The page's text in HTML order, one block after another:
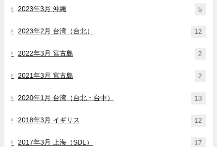
2023年3月 沖縄 5
2023年2月 台湾（台北） 12
2022年3月 宮古島 2
2021年3月 宮古島 2
2020年1月 台湾（台北・台中） 13
2018年3月 イギリス 12
2017年3月 上海（SDL） 17